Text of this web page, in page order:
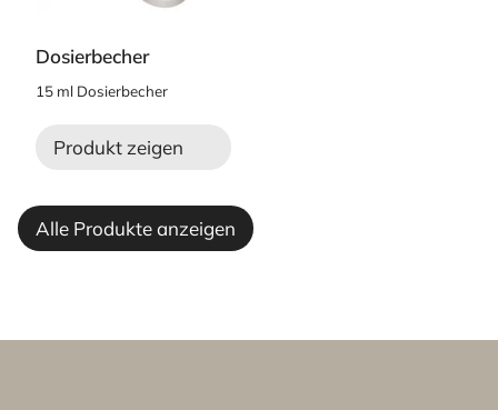
Dosierbecher
15 ml Dosierbecher
Produkt zeigen
Alle Produkte anzeigen